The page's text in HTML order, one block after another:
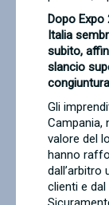
Dopo Expo
Italia
subito,
slancio
Gli
Campania,
valore del
hanno
dall’arbitro
clienti e